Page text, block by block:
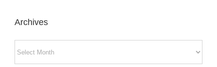
Archives